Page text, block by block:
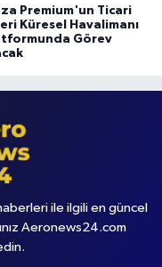
Premium'un Ticari
Küresel Havalimanı
Görev
ile ilgili en güncel
Aeronews24.com